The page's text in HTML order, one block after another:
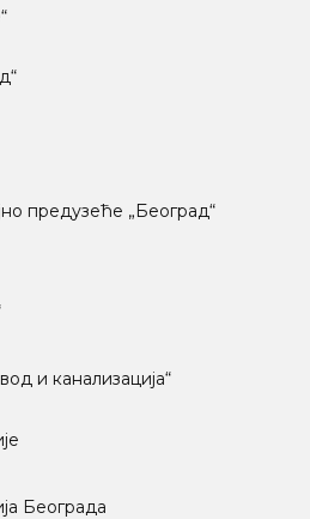
предузеће „Београд“
и канализација“
Београда